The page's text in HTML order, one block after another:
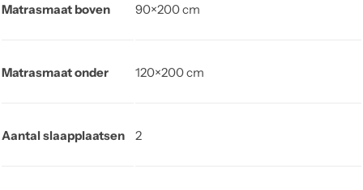
Matrasmaat boven 90×200 cm
Matrasmaat onder 120×200 cm
Aantal slaapplaatsen 2